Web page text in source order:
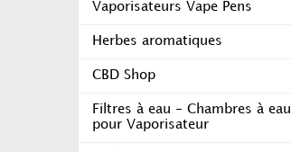
Vaporisateurs Vape Pens
Herbes aromatiques
CBD Shop
Filtres à eau - Chambres à eau
pour Vaporisateur